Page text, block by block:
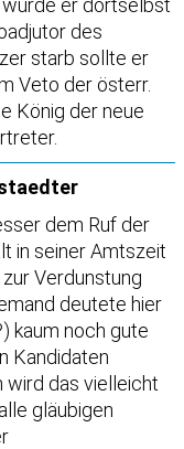
er dortselbst
des
starb sollte er
Veto der österr.
König der neue
dem Ruf der
in seiner Amtszeit
Verdunstung
deutete hier
kaum noch gute
Kandidaten
wird das vielleicht
gläubigen